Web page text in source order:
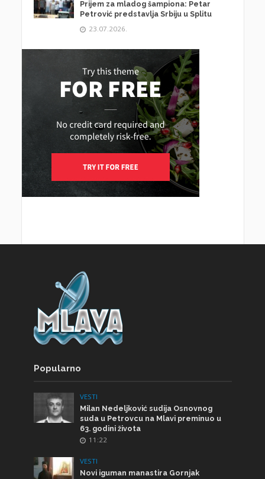
Prijem za mladog šampiona: Petar
Petrović predstavlja Srbiju u Splitu
23.07.2026.
Popularno
VESTI
Milan Nedeljković sudija Osnovnog
suda u Petrovcu na Mlavi preminuo u
63. godini života
11:22
VESTI
Novi iguman manastira Gornjak